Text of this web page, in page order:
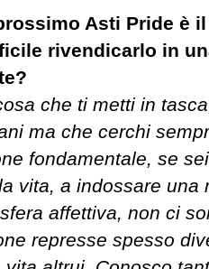
Asti Pride è
rivendicarlo in
che ti metti in
ma che cerchi
fondamentale, se
vita, a indossare una
affettiva, non ci
represse spesso